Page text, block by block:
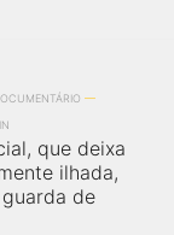
que deixa
ilhada,
de